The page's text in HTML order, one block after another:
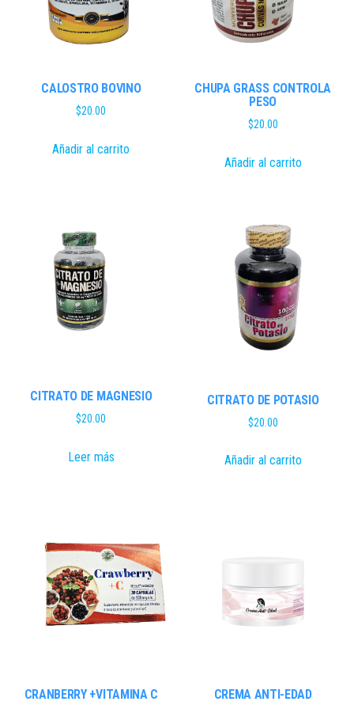
CALOSTRO BOVINO
$20.00
Añadir al carrito
CHUPA GRASS CONTROLA
PESO
$20.00
Añadir al carrito
CITRATO DE MAGNESIO
$20.00
Leer más
CITRATO DE POTASIO
$20.00
Añadir al carrito
CRANBERRY +VITAMINA C CREMA ANTI-EDAD